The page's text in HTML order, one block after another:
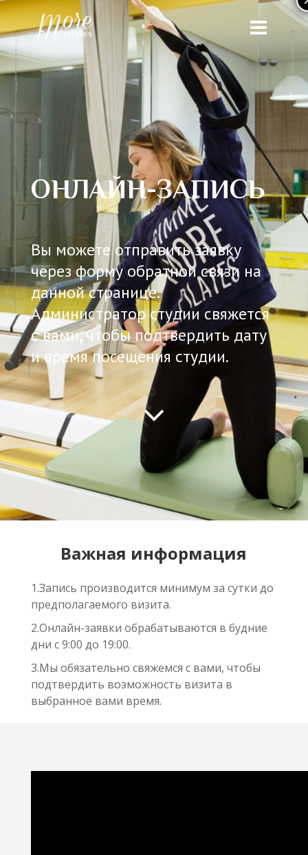
ОНЛАЙН-ЗАПИСЬ
Вы можете отправить заявку
через форму обратной связи на
данной странице.
Администратор студии свяжется
с вами, чтобы подтвердить дату
и время посещения студии.
Важная информация
1.Запись производится минимум за сутки до
предполагаемого визита.
2.Онлайн-заявки обрабатываются в будние
дни с 9:00 до 19:00.
3.Мы обязательно свяжемся с вами, чтобы
подтвердить возможность визита в
выбранное вами время.